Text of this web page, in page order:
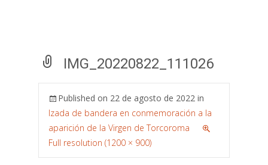
IMG_20220822_111026
Published on 22 de agosto de 2022 in
Izada de bandera en conmemoración a la
aparición de la Virgen de Torcoroma
Full resolution (1200 × 900)